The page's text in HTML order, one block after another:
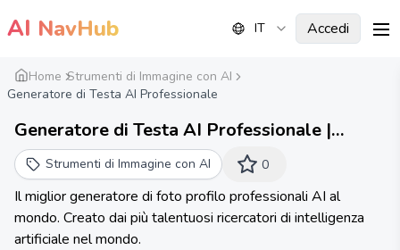
AI NavHub IT Accedi
Home Strumenti di Immagine con AI
Generatore di Testa AI Professionale
Generatore di Testa AI Professionale |
Portrait Pal
Strumenti di Immagine con AI 0
Il miglior generatore di foto profilo professionali AI al
mondo. Creato dai più talentuosi ricercatori di intelligenza
artificiale nel mondo.